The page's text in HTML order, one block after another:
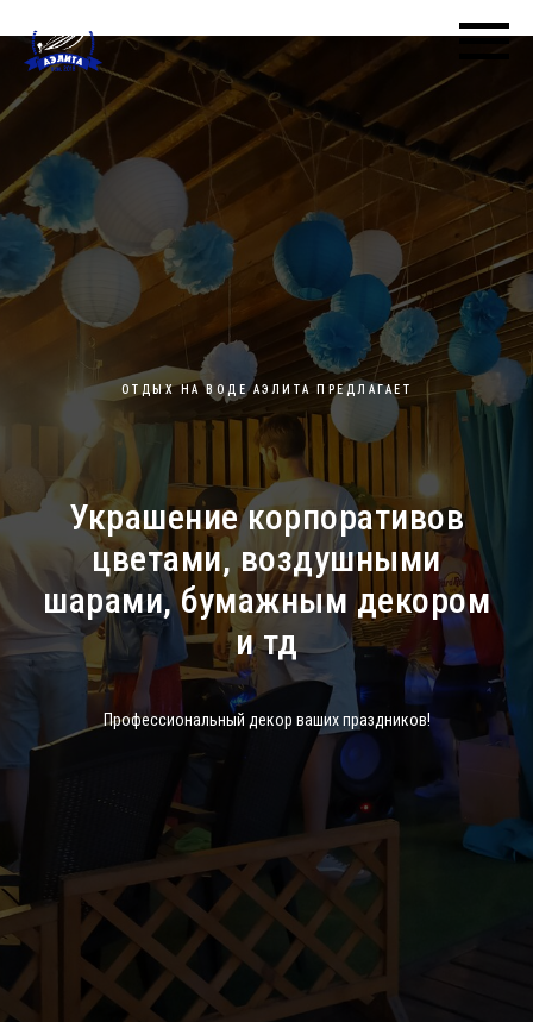
ОТДЫХ НА ВОДЕ АЭЛИТА ПРЕДЛАГАЕТ
Украшение корпоративов
цветами, воздушными
шарами, бумажным декором
и тд
Профессиональный декор ваших праздников!